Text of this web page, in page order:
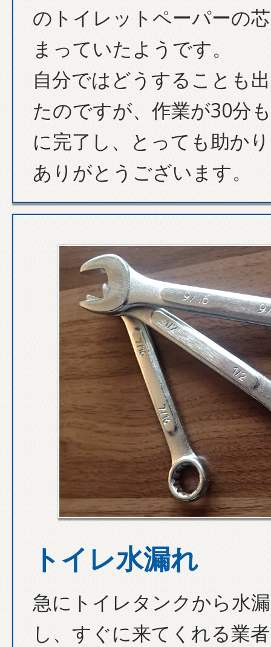
のトイレットペーパーの
まっていたようです。
自分ではどうすることも
たのですが、作業が30分
に完了し、とっても助か
ありがとうございます。
トイレ水漏れ
急にトイレタンクから水
し、すぐに来てくれる業